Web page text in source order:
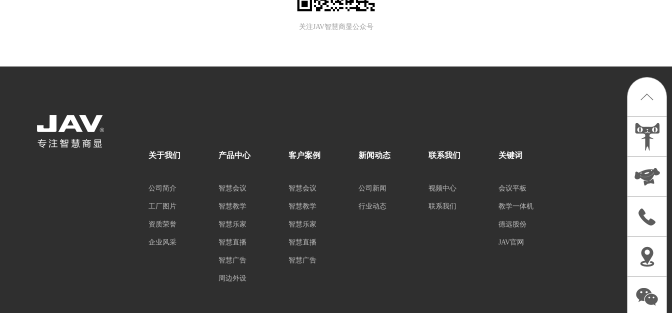
关注JAV智慧商显公众号
关于我们
公司简介
工厂图片
资质荣誉
企业风采
产品中心
智慧会议
智慧教学
智慧乐家
智慧直播
智慧广告
周边外设
客户案例
智慧会议
智慧教学
智慧乐家
智慧直播
智慧广告
新闻动态
公司新闻
行业动态
联系我们
视频中心
联系我们
关键词
会议平板
教学一体机
德远股份
JAV官网